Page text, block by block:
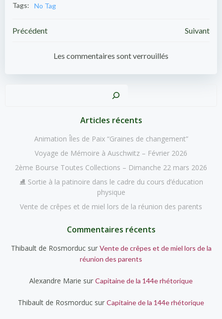
Tags:
No Tag
Navigation
l’article
Précédent
Navigation
de
l’article
Suivant
Les commentaires sont verrouillés
Articles récents
Animation Îles de Paix “Graines de changement”
Voyage de Mémoire à Auschwitz – Février 2026
2ème Bourse Toutes Collections – Dimanche 22 mars 2026
⛸️ Sortie à la patinoire dans le cadre du cours d’éducation
physique
Vente de crêpes et de miel lors de la réunion des parents
Commentaires récents
Thibault de Rosmorducsur Vente de crêpes et de miel lors de la
réunion des parents
Alexandre Marie sur Capitaine de la 144e rhétorique
Thibault de Rosmorduc sur Capitaine de la 144e rhétorique